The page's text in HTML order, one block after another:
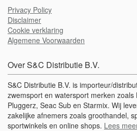
Privacy Policy
Disclaimer
Cookie verklaring
Algemene Voorwaarden
Over S&C Distributie B.V.
S&C Distributie B.V. is importeur/
zwemsport en watersport merken zoals
Pluggerz, Seac Sub en Starmix. Wij
zakelijke afnemers zoals groothandel,
sportwinkels en online shops. Lees